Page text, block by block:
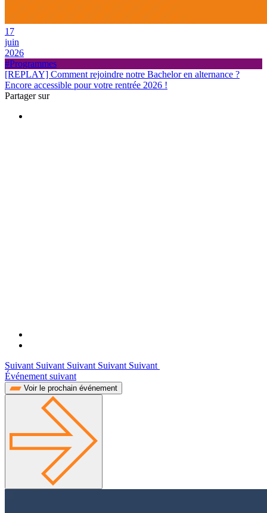
17
juin
2026
#Programmes
[REPLAY] Comment rejoindre notre Bachelor en alternance ?
Encore accessible pour votre rentrée 2026 !
Partager sur
Suivant Suivant Suivant Suivant Suivant
Événement suivant
Voir le prochain événement